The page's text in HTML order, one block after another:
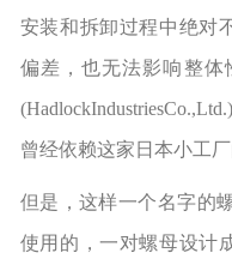
安装和拆卸过程中绝对
偏差，也无法影响整体
曾经依赖这家日本小工厂
但是，这样一个名字的
使用的，一对螺母设计